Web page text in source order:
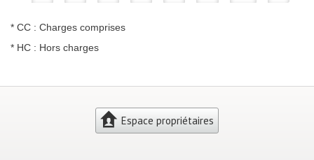
* CC : Charges comprises
* HC : Hors charges
Espace propriétaires